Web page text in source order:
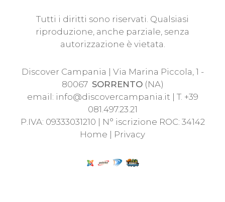
Tutti i diritti sono riservati. Qualsiasi
riproduzione, anche parziale, senza
autorizzazione è vietata.
Discover Campania | Via Marina Piccola, 1 -
80067 SORRENTO(NA)
email: info@discovercampania.it | T. +39
081.497.23.21
P.IVA: 09333031210 | N° iscrizione ROC: 34142
Home | Privacy